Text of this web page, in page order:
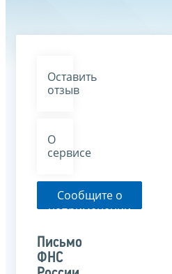
Оставить
отзыв
О
сервисе
Сообщите о
неприменении
органом
указанного
Письмо
ФНС